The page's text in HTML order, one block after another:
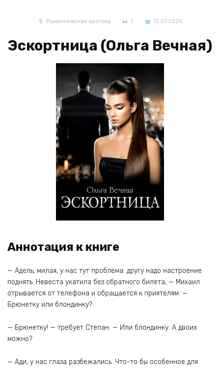
Романтическая эротика 1 12.07.2024
Эскортница (Ольга Вечная)
Аннотация к книге
— Адель, милая, у нас тут проблема: другу надо настроение
поднять. Невеста укатила без обратного билета, — Михаил
отрывается от телефона и обращается к приятелям: —
Брюнетку или блондинку?
— Брюнетку! — требует Степан. — Или блондинку. А двоих
можно?
— Ади, у нас глаза разбежались. Что-то бы особенное для